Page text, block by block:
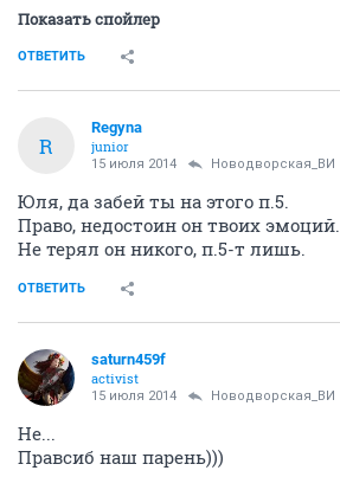
Показать спойлер
ОТВЕТИТЬ
R
Regуna
junior
15 июля 2014 Новодворcкая_ВИ
Юля, да забей ты на этого п.5.
Право, недостоин он твоих эмоций.
Не терял он никого, п.5-т лишь.
ОТВЕТИТЬ
saturn459f
activist
15 июля 2014 Новодворcкая_ВИ
Не...
Правсиб наш парень)))